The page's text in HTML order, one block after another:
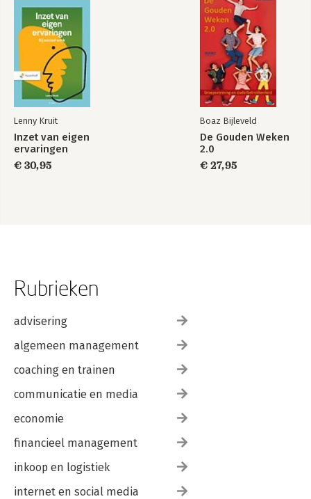
Lenny Kruit
Inzet van eigen
ervaringen
€ 30,95
Boaz Bijleveld
De Gouden Weken
2.0
€ 27,95
Rubrieken
advisering
algemeen management
coaching en trainen
communicatie en media
economie
financieel management
inkoop en logistiek
internet en social media